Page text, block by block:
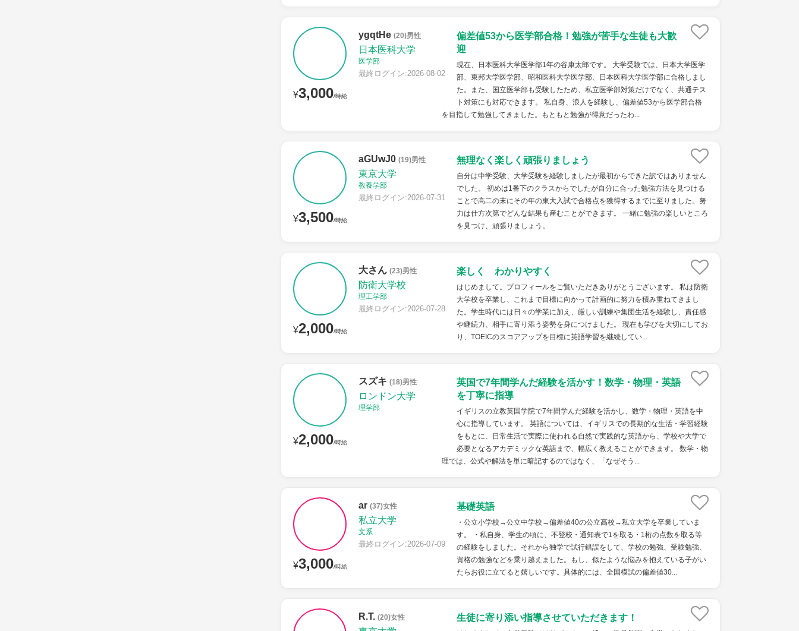
¥3,000/時給
ygqtHe (20)男性
日本医科大学
医学部
最終ログイン:2026-08-02
偏差値53から医学部合格！勉強が苦手な生徒も大歓
迎
現在、日本医科大学医学部1年の谷康太郎です。 大学受験では、日本大学医学
部、東邦大学医学部、昭和医科大学医学部、日本医科大学医学部に合格しまし
た。また、国立医学部も受験したため、私立医学部対策だけでなく、共通テス
ト対策にも対応できます。 私自身、浪人を経験し、偏差値53から医学部合格
を目指して勉強してきました。もともと勉強が得意だったわ...
¥3,500/時給
aGUwJ0 (19)男性
東京大学
教養学部
最終ログイン:2026-07-31
無理なく楽しく頑張りましょう
自分は中学受験、大学受験を経験しましたが最初からできた訳ではありません
でした。 初めは1番下のクラスからでしたが自分に合った勉強方法を見つける
ことで高二の末にその年の東大入試で合格点を獲得するまでに至りました。努
力は仕方次第でどんな結果も産むことができます。 一緒に勉強の楽しいところ
を見つけ、頑張りましょう。
¥2,000/時給
大さん (23)男性
防衛大学校
理工学部
最終ログイン:2026-07-28
楽しく わかりやすく
はじめまして。プロフィールをご覧いただきありがとうございます。 私は防衛
大学校を卒業し、これまで目標に向かって計画的に努力を積み重ねてきまし
た。学生時代には日々の学業に加え、厳しい訓練や集団生活を経験し、責任感
や継続力、相手に寄り添う姿勢を身につけました。 現在も学びを大切にしてお
り、TOEICのスコアアップを目標に英語学習を継続してい...
¥2,000/時給
スズキ (18)男性
ロンドン大学
理学部
英国で7年間学んだ経験を活かす！数学・物理・英語
を丁寧に指導
イギリスの立教英国学院で7年間学んだ経験を活かし、数学・物理・英語を中
心に指導しています。 英語については、イギリスでの長期的な生活・学習経験
をもとに、日常生活で実際に使われる自然で実践的な英語から、学校や大学で
必要となるアカデミックな英語まで、幅広く教えることができます。 数学・物
理では、公式や解法を単に暗記するのではなく、「なぜそう...
¥3,000/時給
ar (37)女性
私立大学
文系
最終ログイン:2026-07-09
基礎英語
・公立小学校→公立中学校→偏差値40の公立高校→私立大学を卒業していま
す。 ・私自身、学生の頃に、不登校・通知表で1を取る・1桁の点数を取る等
の経験をしました。それから独学で試行錯誤をして、学校の勉強、受験勉強、
資格の勉強などを乗り越えました。もし、似たような悩みを抱えている子がい
たらお役に立てると嬉しいです。具体的には、全国模試の偏差値30...
R.T. (20)女性 生徒に寄り添い指導させていただきます！